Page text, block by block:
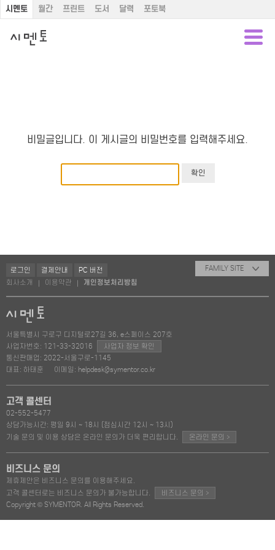
시멘토 월간 프린트 도서 달력 포토북
비밀글입니다. 이 게시글의 비밀번호를 입력해주세요.
로그인 결제안내
PC 버전
회사소개
이용약관 개인정보처리방침
FAMILY SITE
서울특별시 구로구 디지털로27길 36, e스페이스 207호
사업자번호: 121-33-32016
사업자 정보 확인
통신판매업: 2022-서울구로-1145
대표: 하태훈
이메일: helpdesk@symentor.co.kr
고객 콜센터
02-552-5477
상담가능시간: 평일 9시 ~ 18시 (점심시간 12시 ~ 13시)
기술 문의 및 이용 상담은 온라인 문의가 더욱 편리합니다.
온라인 문의 >
비즈니스 문의
제휴제안은 비즈니스 문의를 이용해주세요.
고객 콜센터로는 비즈니스 문의가 불가능합니다.
비즈니스 문의 >
Copyright © SYMENTOR. All Rights Reserved.